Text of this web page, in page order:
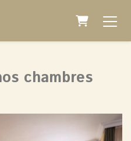
Panier
chambres